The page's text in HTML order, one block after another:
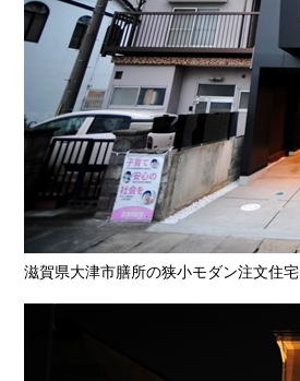
滋賀県大津市膳所の狭小モダン注文住宅